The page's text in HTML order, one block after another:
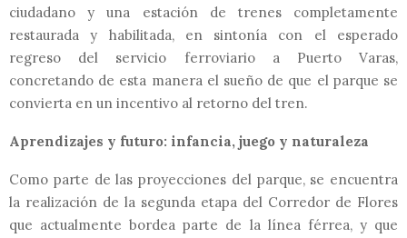
ciudadano y una estación de trenes completamente
restaurada y habilitada, en sintonía con el esperado
regreso del servicio ferroviario a Puerto Varas,
concretando de esta manera el sueño de que el parque se
convierta en un incentivo al retorno del tren.
Aprendizajes y futuro: infancia, juego y naturaleza
Como parte de las proyecciones del parque, se encuentra
la realización de la segunda etapa del Corredor de Flores
que actualmente bordea parte de la línea férrea, y que